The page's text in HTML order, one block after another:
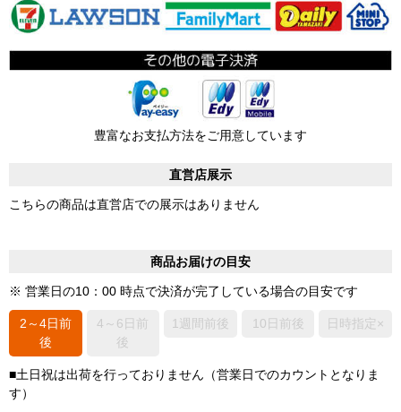
豊富なお支払方法をご用意しています
直営店展示
こちらの商品は直営店での展示はありません
商品お届けの目安
※ 営業日の10：00 時点で決済が完了している場合の目安です
2～4日前
後
4～6日前
後
1週間前後 10日前後 日時指定×
■土日祝は出荷を行っておりません（営業日でのカウントとなりま
す）